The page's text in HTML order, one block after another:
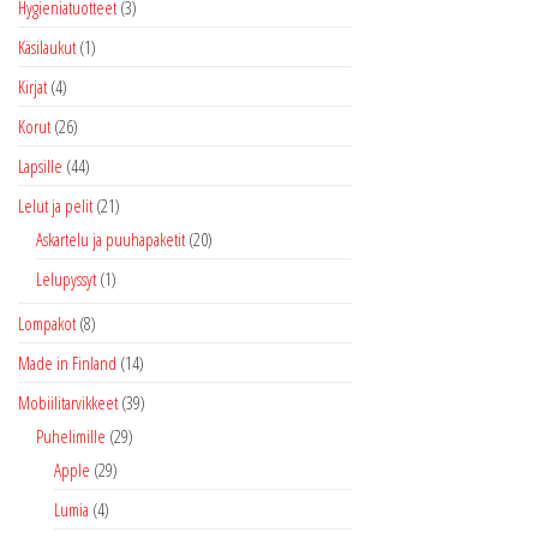
Hygieniatuotteet (3)
Käsilaukut (1)
Kirjat (4)
Korut (26)
Lapsille (44)
Lelut ja pelit (21)
Askartelu ja puuhapaketit (20)
Lelupyssyt (1)
Lompakot (8)
Made in Finland (14)
Mobiilitarvikkeet (39)
Puhelimille (29)
Apple (29)
Lumia (4)